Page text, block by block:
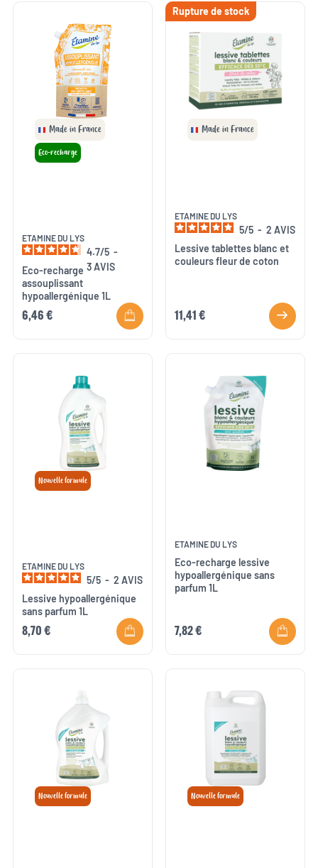
Made in France
Eco-recharge
ETAMINE DU LYS
4.7/5 -
3AVIS
Eco-recharge
assouplissant
hypoallergénique 1L
6,46 €
Made in France
Rupture de stock
ETAMINE DU LYS
5/5 - 2AVIS
Lessive tablettes blanc et
couleurs fleur de coton
11,41 €
Nouvelle formule
ETAMINE DU LYS
5/5 - 2AVIS
Lessive hypoallergénique
sans parfum 1L
8,70 €
ETAMINE DU LYS
Eco-recharge lessive
hypoallergénique sans
parfum 1L
7,82 €
Nouvelle formule Nouvelle formule